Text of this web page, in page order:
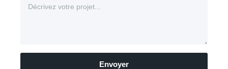
Envoyer